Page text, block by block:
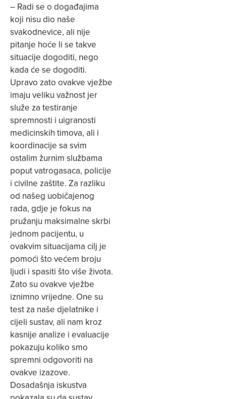
– Radi se o događajima
koji nisu dio naše
svakodnevice, ali nije
pitanje hoće li se takve
situacije dogoditi, nego
kada će se dogoditi.
Upravo zato ovakve vježbe
imaju veliku važnost jer
služe za testiranje
spremnosti i uigranosti
medicinskih timova, ali i
koordinacije sa svim
ostalim žurnim službama
poput vatrogasaca, policije
i civilne zaštite. Za razliku
od našeg uobičajenog
rada, gdje je fokus na
pružanju maksimalne skrbi
jednom pacijentu, u
ovakvim situacijama cilj je
pomoći što većem broju
ljudi i spasiti što više života.
Zato su ovakve vježbe
iznimno vrijedne. One su
test za naše djelatnike i
cijeli sustav, ali nam kroz
kasnije analize i evaluacije
pokazuju koliko smo
spremni odgovoriti na
ovakve izazove.
Dosadašnja iskustva